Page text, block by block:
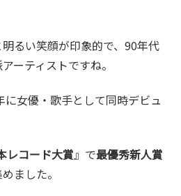
るい笑顔が印象的で、90年代
ーティストですね。
女優・歌手として同時デビュ
レコード大賞』で最優秀新人賞
ました。